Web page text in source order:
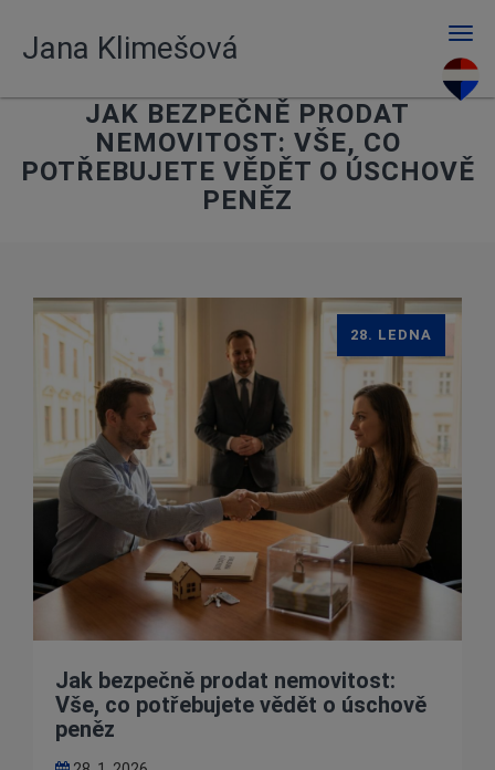
Jana Klimešová
JAK BEZPEČNĚ PRODAT
NEMOVITOST: VŠE, CO
POTŘEBUJETE VĚDĚT O ÚSCHOVĚ
PENĚZ
Jak bezpečně prodat nemovitost:
Vše, co potřebujete vědět o úschově
peněz
28. LEDNA